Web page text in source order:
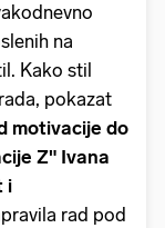
na
Kako stil
pokazat
motivacije do
Z" Ivana
i
rad pod